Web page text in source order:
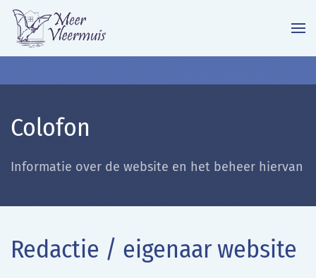
Terug naar hoofdinhoud
Colofon
Informatie over de website en het beheer hiervan
Redactie / eigenaar website